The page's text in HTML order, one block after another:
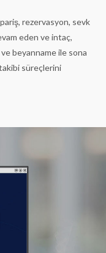
rezervasyon, sevk
eden ve intaç,
beyanname ile sona
süreçlerini